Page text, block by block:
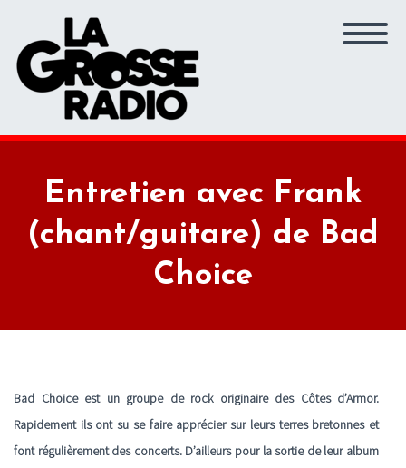
Entretien avec Frank
(chant/guitare) de Bad
Choice
Bad Choice est un groupe de rock originaire des Côtes d’Armor.
Rapidement ils ont su se faire apprécier sur leurs terres bretonnes et
font régulièrement des concerts. D’ailleurs pour la sortie de leur album